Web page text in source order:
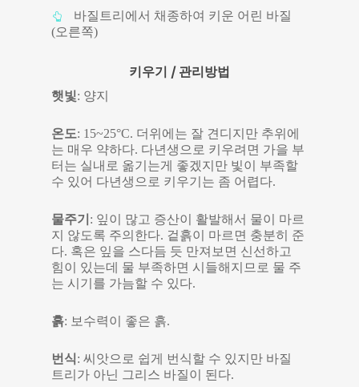
바질트리에서 채종하여 키운 어린 바질
(오른쪽)
키우기 / 관리방법
햇빛: 양지
온도: 15~25°C. 더위에는 잘 견디지만 추위에
는 매우 약하다. 다년생으로 키우려면 가을 부
터는 실내로 옮기는게 좋겠지만 빛이 부족할
수 있어 다년생으로 키우기는 좀 어렵다.
물주기 : 잎이 많고 증산이 활발해서 물이 마르
지 않도록 주의한다. 겉흙이 마르면 충분히 준
다. 혹은 잎을 스다듬 듯 만져보면 신선하고
힘이 있는데 물 부족하면 시들해지므로 물 주
는 시기를 가늠할 수 있다.
흙: 보수력이 좋은 흙.
번식: 씨앗으로 쉽게 번식할 수 있지만 바질
트리가 아닌 그리스 바질이 된다.